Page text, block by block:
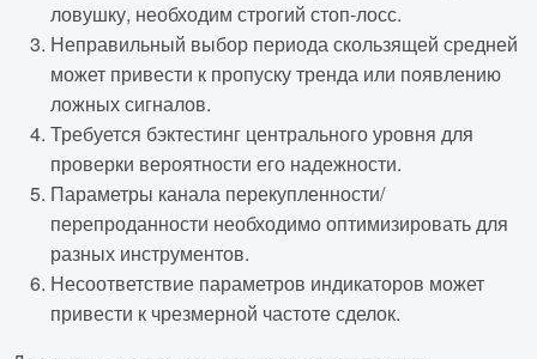
ловушку, необходим строгий стоп-лосс.
Неправильный выбор периода скользящей средней
может привести к пропуску тренда или появлению
ложных сигналов.
Требуется бэктестинг центрального уровня для
проверки вероятности его надежности.
Параметры канала перекупленности/
перепроданности необходимо оптимизировать для
разных инструментов.
Несоответствие параметров индикаторов может
привести к чрезмерной частоте сделок.